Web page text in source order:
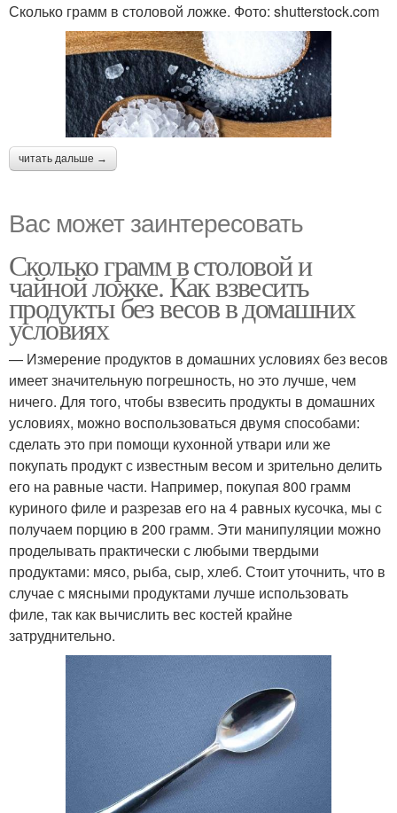
Сколько грамм в столовой ложке. Фото: shutterstock.com
читать дальше →
Вас может заинтересовать
Сколько грамм в столовой и
чайной ложке. Как взвесить
продукты без весов в домашних
условиях
— Измерение продуктов в домашних условиях без весов
имеет значительную погрешность, но это лучше, чем
ничего. Для того, чтобы взвесить продукты в домашних
условиях, можно воспользоваться двумя способами:
сделать это при помощи кухонной утвари или же
покупать продукт с известным весом и зрительно делить
его на равные части. Например, покупая 800 грамм
куриного филе и разрезав его на 4 равных кусочка, мы с
получаем порцию в 200 грамм. Эти манипуляции можно
проделывать практически с любыми твердыми
продуктами: мясо, рыба, сыр, хлеб. Стоит уточнить, что в
случае с мясными продуктами лучше использовать
филе, так как вычислить вес костей крайне
затруднительно.